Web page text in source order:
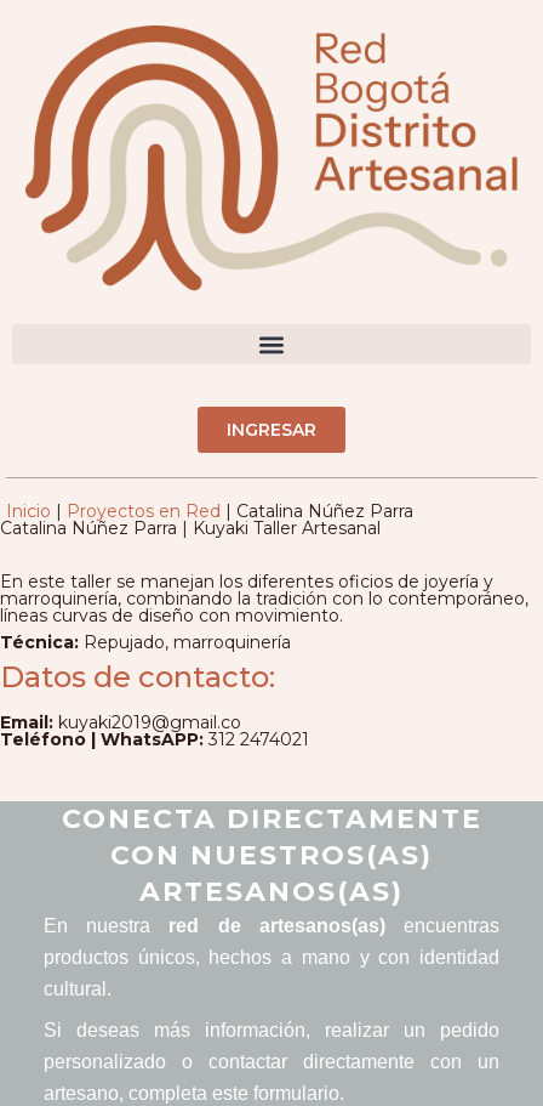
INGRESAR
Inicio | Proyectos en Red | Catalina Núñez Parra
Catalina Núñez Parra | Kuyaki Taller Artesanal
En este taller se manejan los diferentes oficios de joyería y
marroquinería, combinando la tradición con lo contemporáneo,
líneas curvas de diseño con movimiento.
Técnica: Repujado, marroquinería
Datos de contacto:
Email: kuyaki2019@gmail.co
Teléfono | WhatsAPP:312 2474021
CONECTA DIRECTAMENTE
CON NUESTROS(AS)
ARTESANOS(AS)
En nuestra red de artesanos(as)encuentras
productos únicos, hechos a mano y con identidad
cultural.
Si deseas más información, realizar un pedido
personalizado o contactar directamente con un
artesano, completa este formulario.